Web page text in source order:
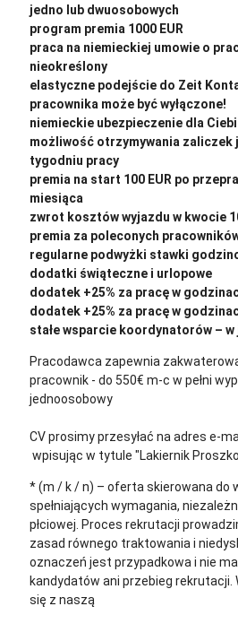
jedno lub dwuosobowych
program premia 1000 EUR
praca na niemieckiej umowie o
nieokreślony
elastyczne podejście do Zeit
pracownika może być wyłączone!
niemieckie ubezpieczenie dla
możliwość otrzymywania zaliczek
tygodniu pracy
premia na start 100 EUR po
miesiąca
zwrot kosztów wyjazdu w kwocie
premia za poleconych
regularne podwyżki stawki
dodatki świąteczne i urlopowe
dodatek +25% za pracę w
dodatek +25% za pracę w
stałe wsparcie koordynatorów –
Pracodawca zapewnia
pracownik - do 550€ m-c w pełni
jednoosobowy
CV prosimy przesyłać na adres e-
wpisując w tytule "Lakiernik
* (m / k / n) – oferta skierowana do
spełniających wymagania,
płciowej. Proces rekrutacji
zasad równego traktowania i
oznaczeń jest przypadkowa i nie ma
kandydatów ani przebieg rekrutacji.
się z naszą